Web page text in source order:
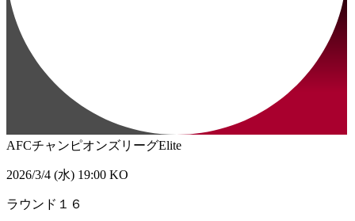
AFCチャンピオンズリーグElite
2026/3/4 (水) 19:00 KO
ラウンド１６